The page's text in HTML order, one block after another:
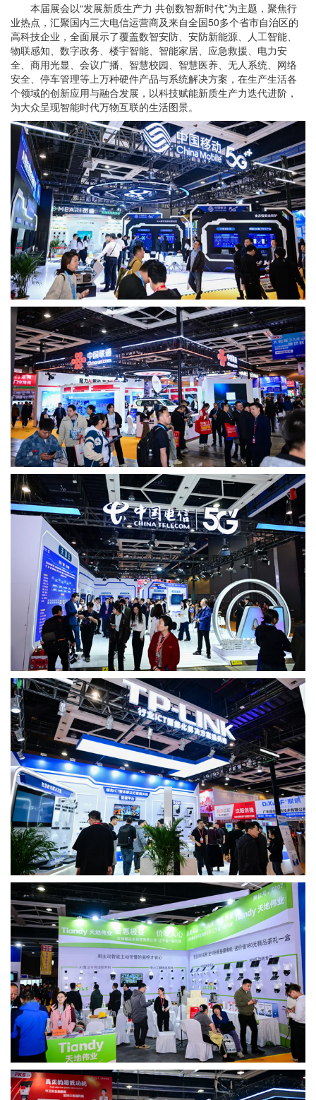
本届展会以“发展新质生产力 共创数智新时代”为主题，聚焦行
业热点，汇聚国内三大电信运营商及来自全国50多个省市自治区的
高科技企业，全面展示了覆盖数智安防、安防新能源、人工智能、
物联感知、数字政务、楼宇智能、智能家居、应急救援、电力安
全、商用光显、会议广播、智慧校园、智慧医养、无人系统、网络
安全、停车管理等上万种硬件产品与系统解决方案，在生产生活各
个领域的创新应用与融合发展，以科技赋能新质生产力迭代进阶，
为大众呈现智能时代万物互联的生活图景。